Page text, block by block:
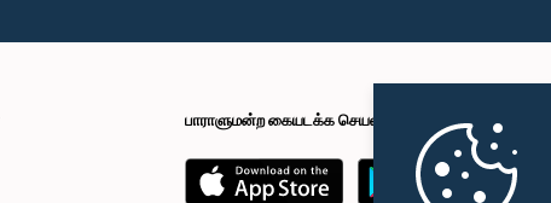
பாராளுமன்ற கையடக்க செயலி